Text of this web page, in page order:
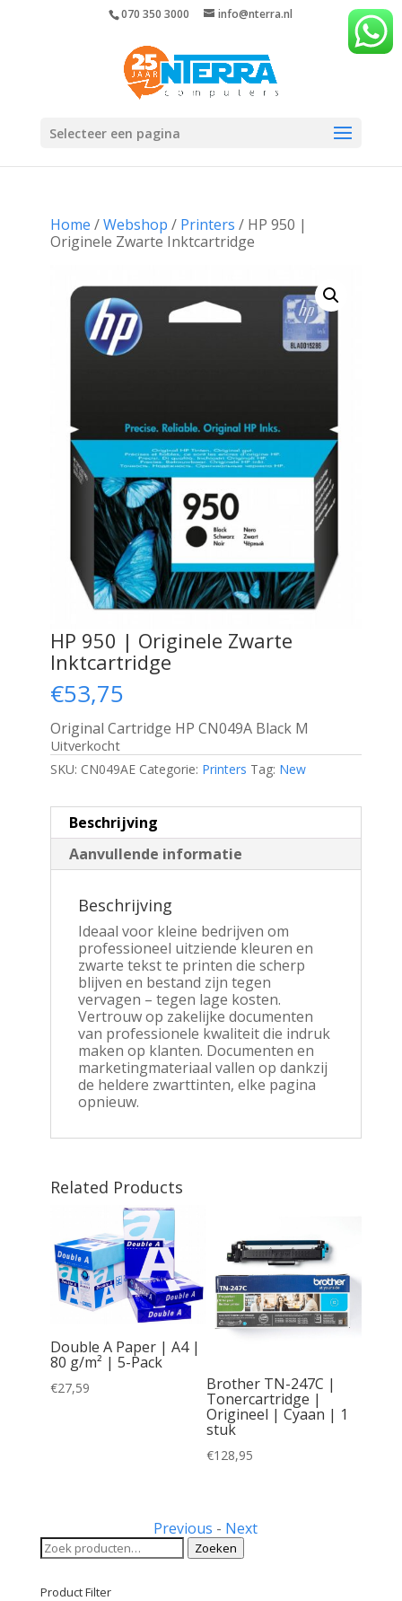
070 350 3000 info@nterra.nl
Selecteer een pagina
Home /Webshop / Printers / HP 950 |
Originele Zwarte Inktcartridge
HP 950 | Originele Zwarte
Inktcartridge
€53,75
Original Cartridge HP CN049A Black M
Uitverkocht
SKU: CN049AE Categorie: Printers Tag: New
Beschrijving
Aanvullende informatie
Beschrijving
Ideaal voor kleine bedrijven om
professioneel uitziende kleuren en
zwarte tekst te printen die scherp
blijven en bestand zijn tegen
vervagen – tegen lage kosten.
Vertrouw op zakelijke documenten
van professionele kwaliteit die indruk
maken op klanten. Documenten en
marketingmateriaal vallen op dankzij
de heldere zwarttinten, elke pagina
opnieuw.
Related Products
Double A Paper | A4 |
80 g/m² | 5-Pack
€27,59 Brother TN-247C |
Tonercartridge |
Origineel | Cyaan | 1
stuk
€128,95
Previous - Next
Zoeken
naar:
Zoeken
Product Filter